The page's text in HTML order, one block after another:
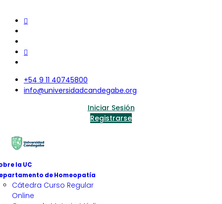
+54 9 11 40745800
info@universidadcandegabe.org
Iniciar Sesión
Registrarse
la UC
de Homeopatía
Cátedra Curso Regular
Online